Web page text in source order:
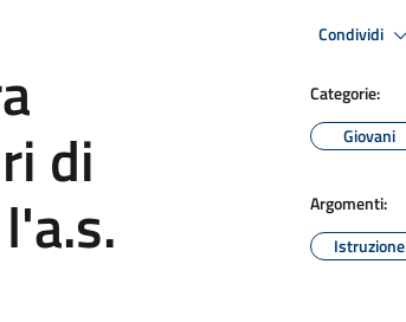
di
Condividi
Categorie:
Giovani
Argomenti:
Istruzione